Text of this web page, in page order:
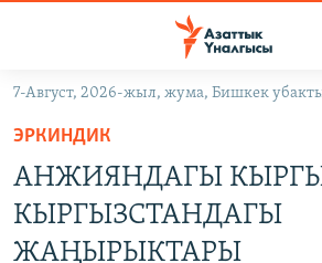
Навигацияга
өтүңүз
Издөөгө
салыңыз
САЯСАТ
ДҮЙНӨ
УКРАИНА
7-Август, 2026-жыл, жума, Бишкек
ЭРКИНДИК
АНЖИЯНДАГЫ
КЫРГЫЗСТАНДАГЫ
ЖАҢЫРЫКТАРЫ